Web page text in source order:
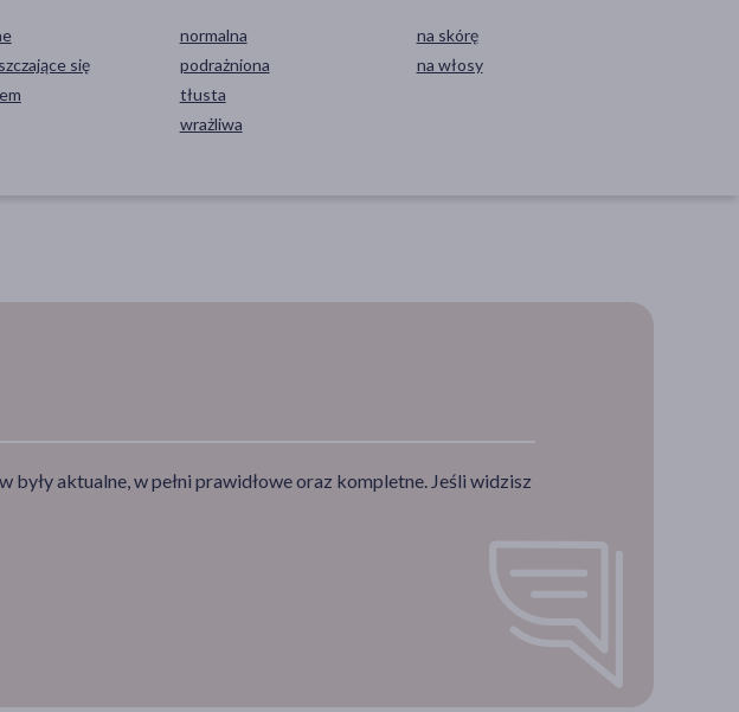
się
normalna
podrażniona
tłusta
wrażliwa
na skórę
na włosy
aktualne, w pełni prawidłowe oraz kompletne. Jeśli widzisz